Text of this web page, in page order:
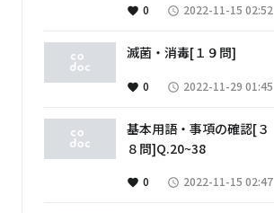
favorite 0 access_time 2022-11-15 02:52
滅菌・消毒[１９問]
favorite 0 access_time 2022-11-29 01:45
基本用語・事項の確認[３
８問]Q.20~38
favorite 0 access_time 2022-11-15 02:47